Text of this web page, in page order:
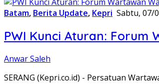
Batam, Berita Update, Kepri Sabtu, 07/
PWI Kunci Aturan: Forum
Anwar Saleh
SERANG (Kepri.co.id) - Persatuan